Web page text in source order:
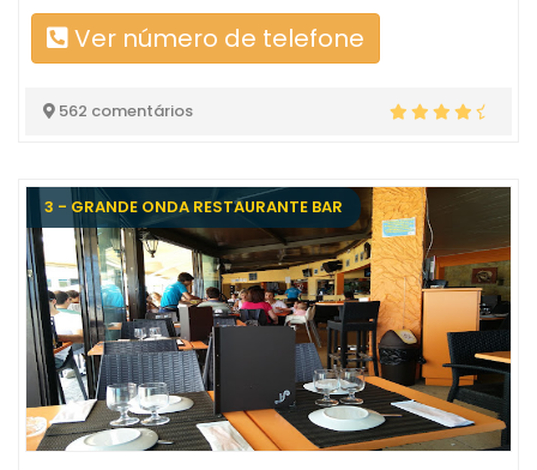
Ver número de telefone
562 comentários
3 - GRANDE ONDA RESTAURANTE BAR